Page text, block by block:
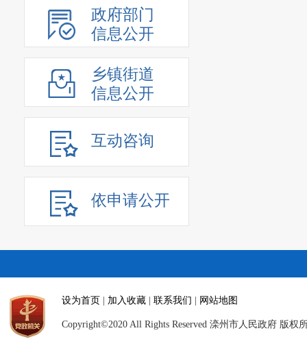
政府部门
信息公开
乡镇街道
信息公开
互动咨询
依申请公开
设为首页 加入收藏 联系我们 网站地图
Copyright©2020 All Rights Reserved 滦州市人民政府 版权